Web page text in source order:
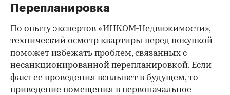
Перепланировка
По опыту экспертов «ИНКОМ-Недвижимости»,
технический осмотр квартиры перед покупкой
поможет избежать проблем, связанных с
несанкционированной перепланировкой. Если
факт ее проведения всплывет в будущем, то
приведение помещения в первоначальное